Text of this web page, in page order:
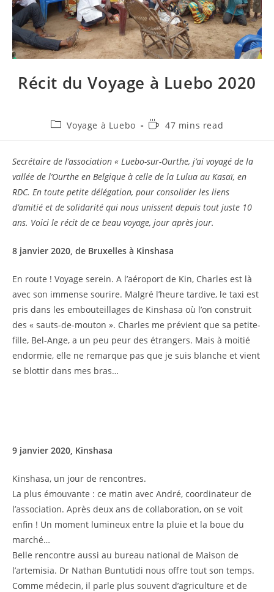
Récit du Voyage à Luebo 2020
Voyage à Luebo 47 mins read
Secrétaire de l’association « Luebo-sur-Ourthe, j’ai voyagé de la
vallée de l’Ourthe en Belgique à celle de la Lulua au Kasaï, en
RDC. En toute petite délégation, pour consolider les liens
d’amitié et de solidarité qui nous unissent depuis tout juste 10
ans. Voici le récit de ce beau voyage, jour après jour.
8 janvier 2020, de Bruxelles à Kinshasa
En route ! Voyage serein. A l’aéroport de Kin, Charles est là
avec son immense sourire. Malgré l’heure tardive, le taxi est
pris dans les embouteillages de Kinshasa où l’on construit
des « sauts-de-mouton ». Charles me prévient que sa petite-
fille, Bel-Ange, a un peu peur des étrangers. Mais à moitié
endormie, elle ne remarque pas que je suis blanche et vient
se blottir dans mes bras…
9 janvier 2020, Kinshasa
Kinshasa, un jour de rencontres.
La plus émouvante : ce matin avec André, coordinateur de
l’association. Après deux ans de collaboration, on se voit
enfin ! Un moment lumineux entre la pluie et la boue du
marché…
Belle rencontre aussi au bureau national de Maison de
l’artemisia. Dr Nathan Buntutidi nous offre tout son temps.
Comme médecin, il parle plus souvent d’agriculture et de